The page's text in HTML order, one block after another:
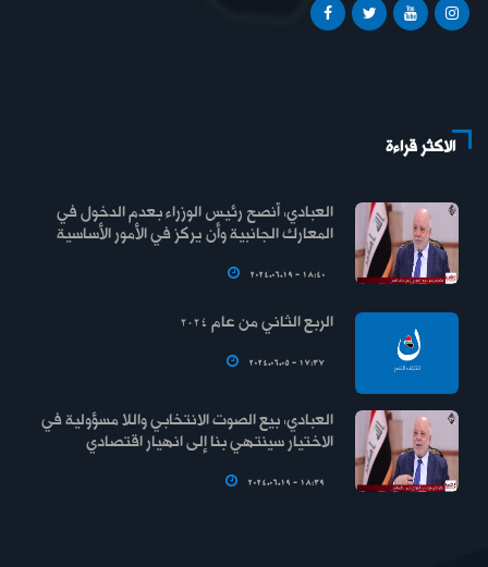
الاكثر قراءة
العبادي: أنصح رئيس الوزراء بعدم الدخول في
المعارك الجانبية وأن يركز في الأمور الأساسية
2024.06.19 - 18:40
الربع الثاني من عام 2024
2024.06.05 - 17:37
العبادي: بيع الصوت الانتخابي واللا مسؤولية في
الاختيار سينتهي بنا إلى انهيار اقتصادي
2024.06.19 - 18:39